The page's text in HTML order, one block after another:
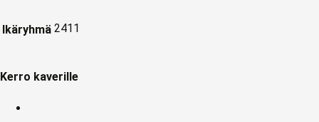
Ikäryhmä 2411
Kerro kaverille